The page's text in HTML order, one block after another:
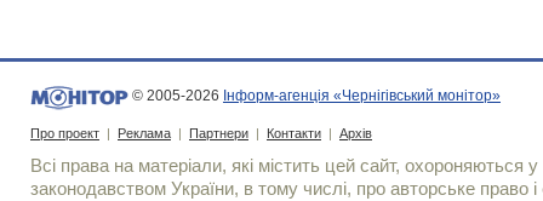
© 2005-2026 Інформ-агенція «Чернігівський монітор»
Про проект | Реклама | Партнери | Контакти | Архів
Всі права на матеріали, які містить цей сайт, охороняються у
законодавством України, в тому числі, про авторське право і